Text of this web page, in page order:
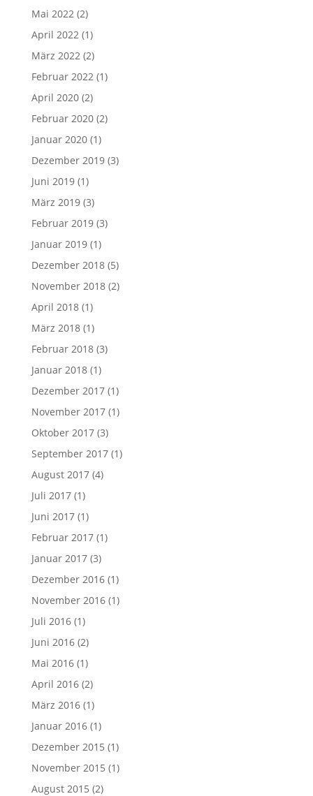
Mai 2022(2)
April 2022(1)
März 2022(2)
Februar 2022(1)
April 2020(2)
Februar 2020(2)
Januar 2020(1)
Dezember 2019(3)
Juni 2019(1)
März 2019(3)
Februar 2019(3)
Januar 2019(1)
Dezember 2018(5)
November 2018(2)
April 2018(1)
März 2018(1)
Februar 2018(3)
Januar 2018(1)
Dezember 2017(1)
November 2017(1)
Oktober 2017(3)
September 2017(1)
August 2017(4)
Juli 2017(1)
Juni 2017(1)
Februar 2017(1)
Januar 2017(3)
Dezember 2016(1)
November 2016(1)
Juli 2016(1)
Juni 2016(2)
Mai 2016(1)
April 2016(2)
März 2016(1)
Januar 2016(1)
Dezember 2015 (1)
November 2015 (1)
August 2015 (2)